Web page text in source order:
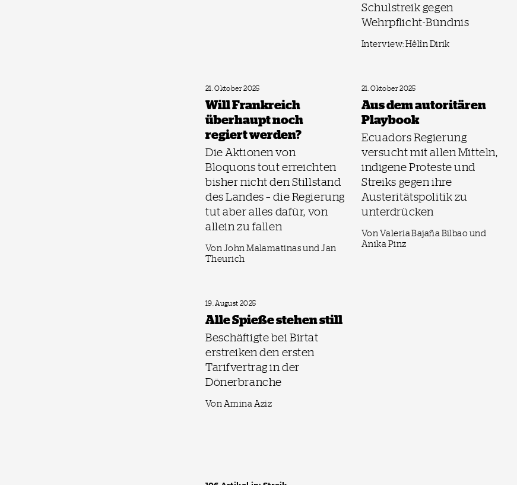
Schulstreik gegen
Wehrpflicht-Bündnis
Interview: Hêlîn Dirik
21. Oktober 2025
Will Frankreich
überhaupt noch
regiert werden?
Die Aktionen von
Bloquons tout erreichten
bisher nicht den Stillstand
des Landes – die Regierung
tut aber alles dafür, von
allein zu fallen
Von John Malamatinas und Jan
Theurich
21. Oktober 2025
Aus dem autoritären
Playbook
Ecuadors Regierung
versucht mit allen Mitteln,
indigene Proteste und
Streiks gegen ihre
Austeritätspolitik zu
unterdrücken
Von Valeria Bajaña Bilbao und
Anika Pinz
19. August 2025
Alle Spieße stehen still
Beschäftigte bei Birtat
erstreiken den ersten
Tarifvertrag in der
Dönerbranche
Von Amina Aziz